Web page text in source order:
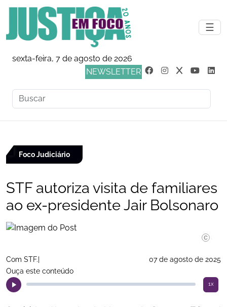
☰
sexta-feira, 7 de agosto de 2026
NEWSLETTER
Foco Judiciário
STF autoriza visita de familiares
ao ex-presidente Jair Bolsonaro
Gustavo
Com STF.|
07 de agosto de 2025
Ouça este conteúdo
1x